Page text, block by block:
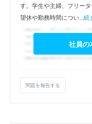
す。学生や主婦、フリー
望休や勤務時間につい...続
社員の
問題を報告する